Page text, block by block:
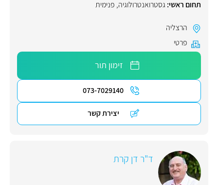
תחום ראשי: גסטרואנטרולוגיה, פנימית
הרצליה
פרטי
זימון תור
073-7029140
יצירת קשר
ד"ר דן קרת